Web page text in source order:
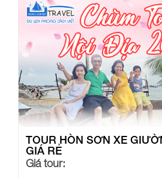
TOUR HÒN SƠN XE
GIÁ RẺ
Giá tour: